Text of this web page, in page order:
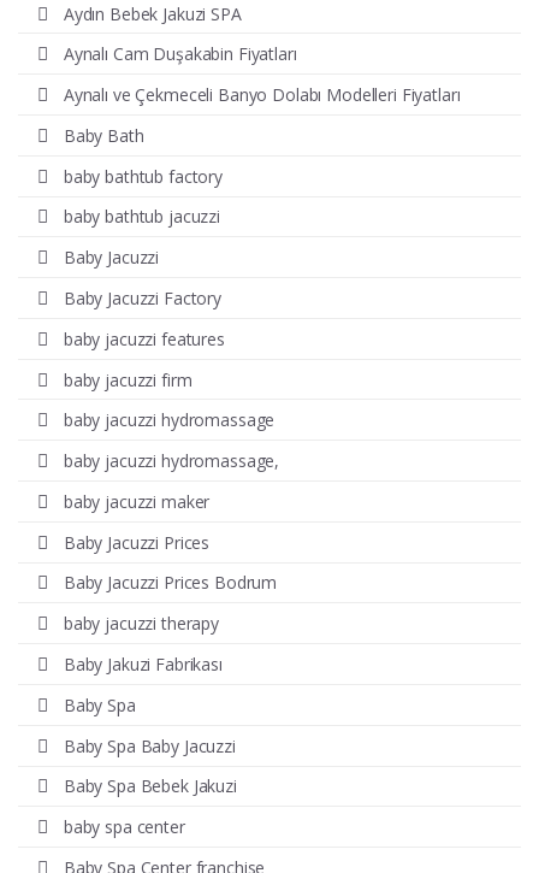
Aydın Bebek Jakuzi SPA
Aynalı Cam Duşakabin Fiyatları
Aynalı ve Çekmeceli Banyo Dolabı Modelleri Fiyatları
Baby Bath
baby bathtub factory
baby bathtub jacuzzi
Baby Jacuzzi
Baby Jacuzzi Factory
baby jacuzzi features
baby jacuzzi firm
baby jacuzzi hydromassage
baby jacuzzi hydromassage,
baby jacuzzi maker
Baby Jacuzzi Prices
Baby Jacuzzi Prices Bodrum
baby jacuzzi therapy
Baby Jakuzi Fabrikası
Baby Spa
Baby Spa Baby Jacuzzi
Baby Spa Bebek Jakuzi
baby spa center
Baby Spa Center franchise